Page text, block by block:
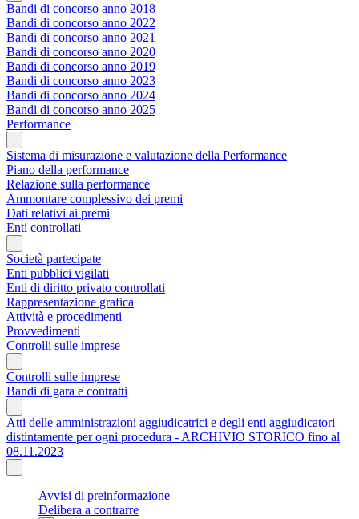
Bandi di concorso anno 2018
Bandi di concorso anno 2022
Bandi di concorso anno 2021
Bandi di concorso anno 2020
Bandi di concorso anno 2019
Bandi di concorso anno 2023
Bandi di concorso anno 2024
Bandi di concorso anno 2025
Performance
Sistema di misurazione e valutazione della Performance
Piano della performance
Relazione sulla performance
Ammontare complessivo dei premi
Dati relativi ai premi
Enti controllati
Società partecipate
Enti pubblici vigilati
Enti di diritto privato controllati
Rappresentazione grafica
Attività e procedimenti
Provvedimenti
Controlli sulle imprese
Controlli sulle imprese
Bandi di gara e contratti
Atti delle amministrazioni aggiudicatrici e degli enti aggiudicatori
distintamente per ogni procedura - ARCHIVIO STORICO fino al
08.11.2023
Avvisi di preinformazione
Delibera a contrarre